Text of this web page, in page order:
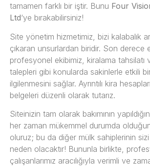
tamamen farklı bir iştir. Bunu Four
Ltd‘ye bırakabilirsiniz!
Site yönetim hizmetimiz, bizi kalabalık
çıkaran unsurlardan biridir. Son derece
profesyonel ekibimiz, kiralama tahsilatı
talepleri gibi konularda sakinlerle etkili
ilgilenmesini sağlar. Ayrıntılı kira
belgeleri düzenli olarak tutarız.
Siteinizin tam olarak bakımının
her zaman mükemmel durumda
oluruz; bu da diğer mülk sahiplerinin sizi
neden olacaktır! Bununla birlikte,
çalışanlarımız aracılığıyla verimli ve